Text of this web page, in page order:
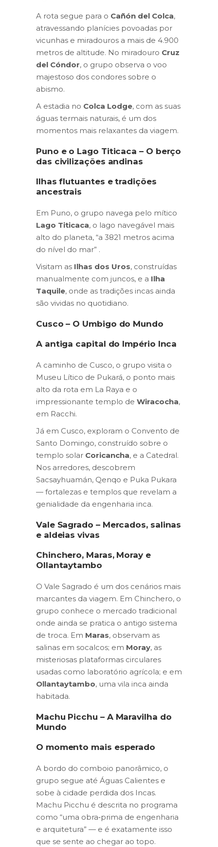
A rota segue para o Cañón del Colca,
atravessando planícies povoadas por
vicunhas e miradouros a mais de 4.900
metros de altitude. No miradouro Cruz
del Cóndor, o grupo observa o voo
majestoso dos condores sobre o
abismo.
A estadia no Colca Lodge, com as suas
águas termais naturais, é um dos
momentos mais relaxantes da viagem.
Puno e o Lago Titicaca – O berço
das civilizações andinas
Ilhas flutuantes e tradições
ancestrais
Em Puno, o grupo navega pelo mítico
Lago Titicaca, o lago navegável mais
alto do planeta, “a 3821 metros acima
do nível do mar” .
Visitam as Ilhas dos Uros, construídas
manualmente com juncos, e a Ilha
Taquile, onde as tradições incas ainda
são vividas no quotidiano.
Cusco – O Umbigo do Mundo
A antiga capital do Império Inca
A caminho de Cusco, o grupo visita o
Museu Lítico de Pukará, o ponto mais
alto da rota em La Raya e o
impressionante templo de Wiracocha,
em Racchi.
Já em Cusco, exploram o Convento de
Santo Domingo, construído sobre o
templo solar Coricancha, e a Catedral.
Nos arredores, descobrem
Sacsayhuamán, Qenqo e Puka Pukara
— fortalezas e templos que revelam a
genialidade da engenharia inca.
Vale Sagrado – Mercados, salinas
e aldeias vivas
Chinchero, Maras, Moray e
Ollantaytambo
O Vale Sagrado é um dos cenários mais
marcantes da viagem. Em Chinchero, o
grupo conhece o mercado tradicional
onde ainda se pratica o antigo sistema
de troca. Em Maras, observam as
salinas em socalcos; em Moray, as
misteriosas plataformas circulares
usadas como laboratório agrícola; e em
Ollantaytambo, uma vila inca ainda
habitada.
Machu Picchu – A Maravilha do
Mundo
O momento mais esperado
A bordo do comboio panorâmico, o
grupo segue até Águas Calientes e
sobe à cidade perdida dos Incas.
Machu Picchu é descrita no programa
como “uma obra‑prima de engenharia
e arquitetura” — e é exatamente isso
que se sente ao chegar ao topo.